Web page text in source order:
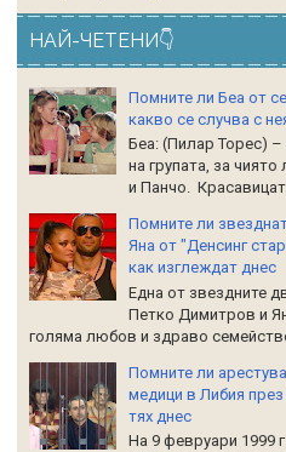
НАЙ-ЧЕТЕНИ👇
Помните ли Беа от
какво се случва с
Беа: (Пилар Торес) –
на групата, за
и Панчо.
Помните ли
Яна от "Денсинг
как изглеждат днес
Една от звездните
Петко Димитров и
голяма любов и здраво
Помните ли
медици в Либия през
тях днес
На 9 февруари 1999